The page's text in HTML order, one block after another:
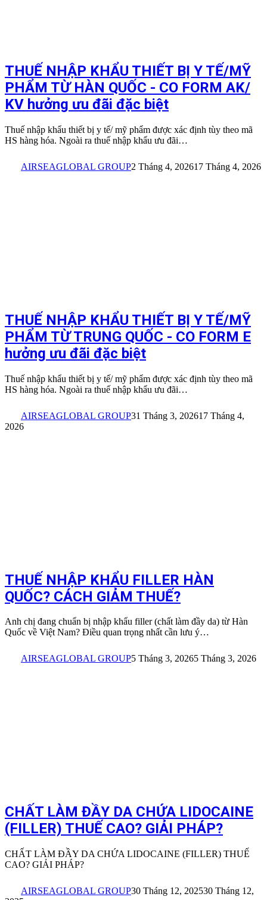
THUẾ NHẬP KHẨU THIẾT BỊ Y TẾ/MỸ
PHẨM TỪ HÀN QUỐC - CO FORM AK/
KV hưởng ưu đãi đặc biệt
Thuế nhập khẩu thiết bị y tế/ mỹ phẩm được xác định tùy theo mã
HS hàng hóa. Ngoài ra thuế nhập khẩu ưu đãi…
AIRSEAGLOBAL GROUP2 Tháng 4, 202617 Tháng 4, 2026
THUẾ NHẬP KHẨU THIẾT BỊ Y TẾ/MỸ
PHẨM TỪ TRUNG QUỐC - CO FORM E
hưởng ưu đãi đặc biệt
Thuế nhập khẩu thiết bị y tế/ mỹ phẩm được xác định tùy theo mã
HS hàng hóa. Ngoài ra thuế nhập khẩu ưu đãi…
AIRSEAGLOBAL GROUP31 Tháng 3, 202617 Tháng 4,
2026
THUẾ NHẬP KHẨU FILLER HÀN
QUỐC? CÁCH GIẢM THUẾ?
Anh chị đang chuẩn bị nhập khẩu filler (chất làm đầy da) từ Hàn
Quốc về Việt Nam? Điều quan trọng nhất cần lưu ý…
AIRSEAGLOBAL GROUP5 Tháng 3, 20265 Tháng 3, 2026
CHẤT LÀM ĐẦY DA CHỨA LIDOCAINE
(FILLER) THUẾ CAO? GIẢI PHÁP?
CHẤT LÀM ĐẦY DA CHỨA LIDOCAINE (FILLER) THUẾ
CAO? GIẢI PHÁP?
AIRSEAGLOBAL GROUP30 Tháng 12, 202530 Tháng 12,